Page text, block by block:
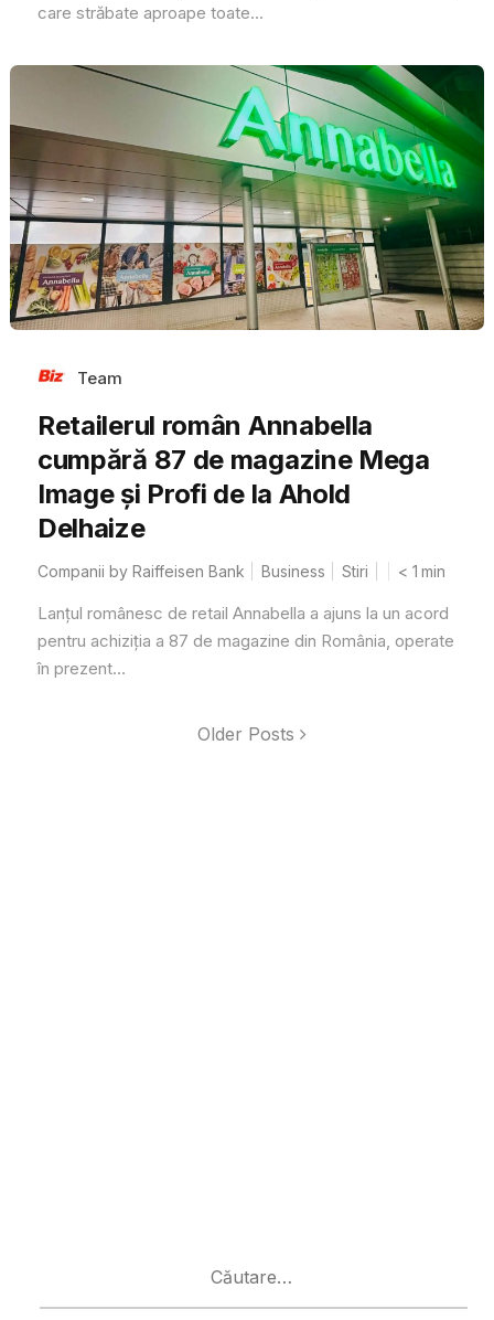
care străbate aproape toate...
Team
Retailerul român Annabella
cumpără 87 de magazine Mega
Image și Profi de la Ahold
Delhaize
Companii by Raiffeisen Bank Business Stiri < 1 min
Lanțul românesc de retail Annabella a ajuns la un acord
pentru achiziția a 87 de magazine din România, operate
în prezent...
Older Posts